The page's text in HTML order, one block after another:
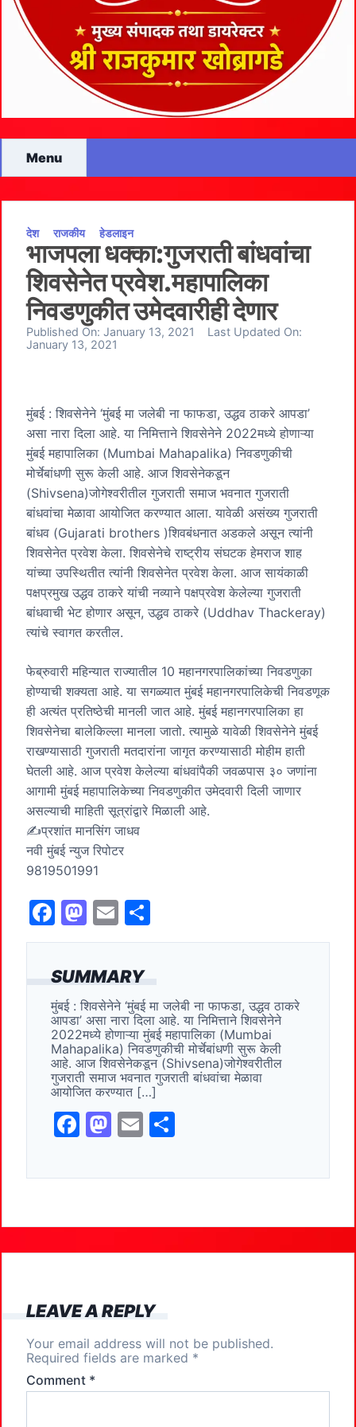
Menu
देश राजकीय हेडलाइन
भाजपला धक्का:गुजराती बांधवांचा
शिवसेनेत प्रवेश.महापालिका
निवडणुकीत उमेदवारीही देणार
Published On: January 13, 2021
Last Updated On:
January 13, 2021
SUMMARY
मुंबई : शिवसेनेने ‘मुंबई मा जलेबी ना फाफडा, उद्धव ठाकरे
आपडा’ असा नारा दिला आहे. या निमित्ताने शिवसेनेने
2022मध्ये होणाऱ्या मुंबई महापालिका (Mumbai
Mahapalika) निवडणुकीची मोर्चेबांधणी सुरू केली
आहे. आज शिवसेनेकडून (Shivsena)जोगेश्वरीतील
गुजराती समाज भवनात गुजराती बांधवांचा मेळावा
आयोजित करण्यात […]
F
c
b
o
k
M
st
d
o
E
ai ar
मुंबई : शिवसेनेने ‘मुंबई मा जलेबी ना फाफडा, उद्धव ठाकरे आपडा’
असा नारा दिला आहे. या निमित्ताने शिवसेनेने 2022मध्ये होणाऱ्या
मुंबई महापालिका (Mumbai Mahapalika) निवडणुकीची
मोर्चेबांधणी सुरू केली आहे. आज शिवसेनेकडून
(Shivsena)जोगेश्वरीतील गुजराती समाज भवनात गुजराती
बांधवांचा मेळावा आयोजित करण्यात आला. यावेळी असंख्य गुजराती
बांधव (Gujarati brothers )शिवबंधनात अडकले असून त्यांनी
शिवसेनेत प्रवेश केला. शिवसेनेचे राष्ट्रीय संघटक हेमराज शाह
यांच्या उपस्थितीत त्यांनी शिवसेनेत प्रवेश केला. आज सायंकाळी
पक्षप्रमुख उद्धव ठाकरे यांची नव्याने पक्षप्रवेश केलेल्या गुजराती
बांधवाची भेट होणार असून, उद्धव ठाकरे (Uddhav Thackeray)
त्यांचे स्वागत करतील.
फेब्रुवारी महिन्यात राज्यातील 10 महानगरपालिकांच्या निवडणुका
होण्याची शक्यता आहे. या सगळ्यात मुंबई महानगरपालिकेची निवडणूक
ही अत्यंत प्रतिष्ठेची मानली जात आहे. मुंबई महानगरपालिका हा
शिवसेनेचा बालेकिल्ला मानला जातो. त्यामुळे यावेळी शिवसेनेने मुंबई
राखण्यासाठी गुजराती मतदारांना जागृत करण्यासाठी मोहीम हाती
घेतली आहे. आज प्रवेश केलेल्या बांधवांपैकी जवळपास ३० जणांना
आगामी मुंबई महापालिकेच्या निवडणुकीत उमेदवारी दिली जाणार
असल्याची माहिती सूत्रांद्वारे मिळाली आहे.
✍️प्रशांत मानसिंग जाधव
नवी मुंबई न्युज रिपोटर
9819501991
F
a
c
e
b
o
o
k
M
a
st
o
d
o
n
E
m
ai
l
h
LEAVE A REPLY
Your email address will not be published.
Required fields are marked *
Comment *